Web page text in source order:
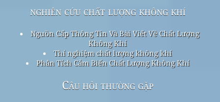
nghiên cứu chất lượng không khí
Nguồn Cấp Thông Tin Và Bài Viết Về Chất Lượng
Không Khí
Thí nghiệm chất lượng không khí
Phân Tích Cảm Biến Chất Lượng Không Khí
Câu hỏi thường gặp